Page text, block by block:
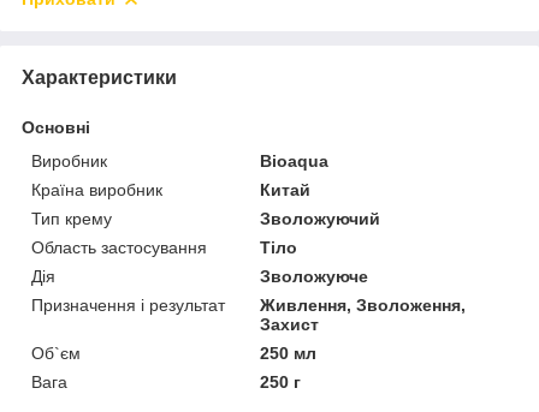
Характеристики
Основні
Виробник
Bioaqua
Країна виробник
Китай
Тип крему
Зволожуючий
Область застосування
Тіло
Дія
Зволожуюче
Призначення і результат
Живлення, Зволоження,
Захист
Об`єм
250 мл
Вага
250 г